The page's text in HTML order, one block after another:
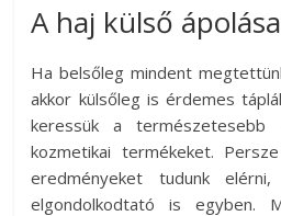
A haj külső ápolása
Ha belsőleg mindent
akkor külsőleg is érdemes
keressük a természetesebb
kozmetikai termékeket.
eredményeket tudunk
elgondolkodtató is egyben.